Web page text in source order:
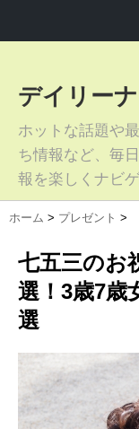
デイリー
ホットな話題や
ち情報など、毎
報を楽しくナビ
ホーム > プレゼント >
七五三のお
選！3歳7歳
選